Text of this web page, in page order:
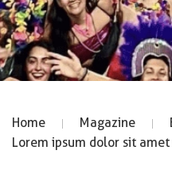
Home Magazine
Lorem ipsum dolor sit amet